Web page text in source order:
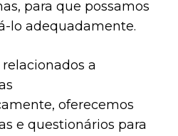
para que possamos
lo adequadamente.
a
oferecemos
e questionários para